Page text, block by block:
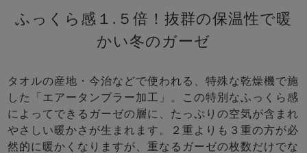
ふっくら感１.５倍！抜群の保温性で暖
かい冬のガーゼ
タオルの産地・今治などで使われる、特殊な乾燥機で施
した「エアータンブラー加工」。この特別なふっくら感
によってできるガーゼの層に、たっぷりの空気が含まれ
やさしい暖かさが生まれます。２重よりも３重の方が必
然的に暖かくなりますが、重なるガーゼの枚数だけでな